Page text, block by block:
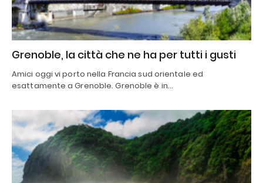
Grenoble, la città che ne ha per tutti i gusti
Amici oggi vi porto nella Francia sud orientale ed
esattamente a Grenoble. Grenoble è in…